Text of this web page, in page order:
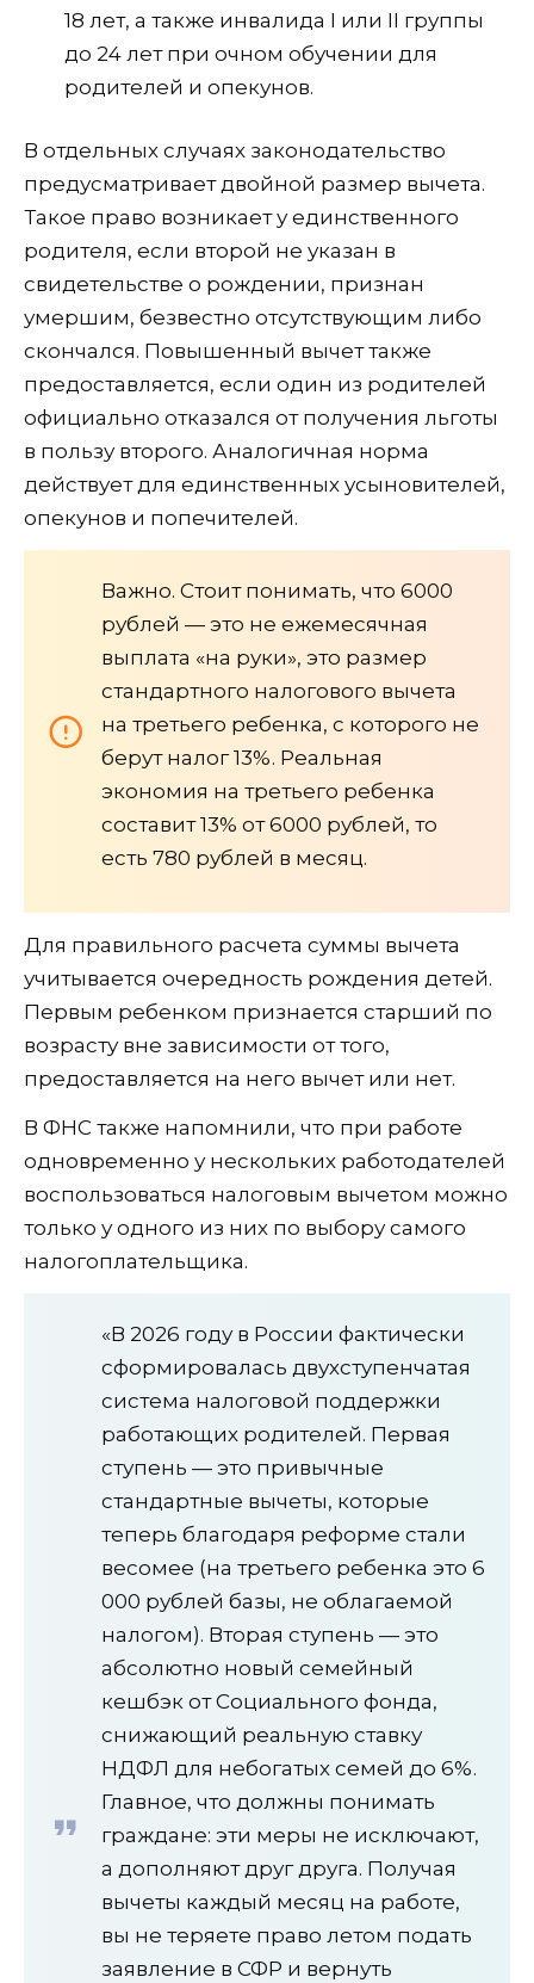
18 лет, а также инвалида I или II группы
до 24 лет при очном обучении для
родителей и опекунов.
В отдельных случаях законодательство
предусматривает двойной размер вычета.
Такое право возникает у единственного
родителя, если второй не указан в
свидетельстве о рождении, признан
умершим, безвестно отсутствующим либо
скончался. Повышенный вычет также
предоставляется, если один из родителей
официально отказался от получения льготы
в пользу второго. Аналогичная норма
действует для единственных усыновителей,
опекунов и попечителей.
Важно. Стоит понимать, что 6000
рублей — это не ежемесячная
выплата «на руки», это размер
стандартного налогового вычета
на третьего ребенка, с которого не
берут налог 13%. Реальная
экономия на третьего ребенка
составит 13% от 6000 рублей, то
есть 780 рублей в месяц.
Для правильного расчета суммы вычета
учитывается очередность рождения детей.
Первым ребенком признается старший по
возрасту вне зависимости от того,
предоставляется на него вычет или нет.
В ФНС также напомнили, что при работе
одновременно у нескольких работодателей
воспользоваться налоговым вычетом можно
только у одного из них по выбору самого
налогоплательщика.
«В 2026 году в России фактически
сформировалась двухступенчатая
система налоговой поддержки
работающих родителей. Первая
ступень — это привычные
стандартные вычеты, которые
теперь благодаря реформе стали
весомее (на третьего ребенка это 6
000 рублей базы, не облагаемой
налогом). Вторая ступень — это
абсолютно новый семейный
кешбэк от Социального фонда,
снижающий реальную ставку
НДФЛ для небогатых семей до 6%.
Главное, что должны понимать
граждане: эти меры не исключают,
а дополняют друг друга. Получая
вычеты каждый месяц на работе,
вы не теряете право летом подать
заявление в СФР и вернуть